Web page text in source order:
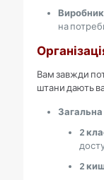
на
Вам завжди
штани дають
Загальна
2
2